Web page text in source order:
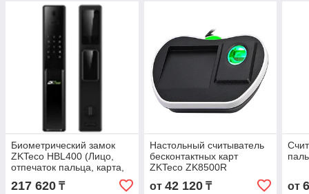
Биометрический замок
ZKTeco HBL400 (Лицо,
отпечаток пальца, карта,
пароль, приложение)
217 620 ₸
Настольный считыватель
бесконтактных карт
ZKTeco ZK8500R
от 42 120₸ от